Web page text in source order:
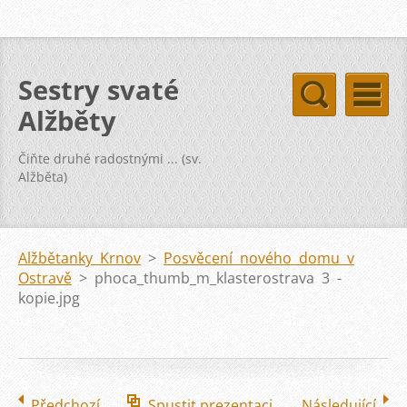
Sestry svaté
Alžběty
Čiňte druhé radostnými ... (sv.
Alžběta)
Alžbětanky Krnov > Posvěcení nového domu v
Ostravě > phoca_thumb_m_klasterostrava 3 -
kopie.jpg